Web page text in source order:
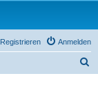
Anmelden
Registrieren